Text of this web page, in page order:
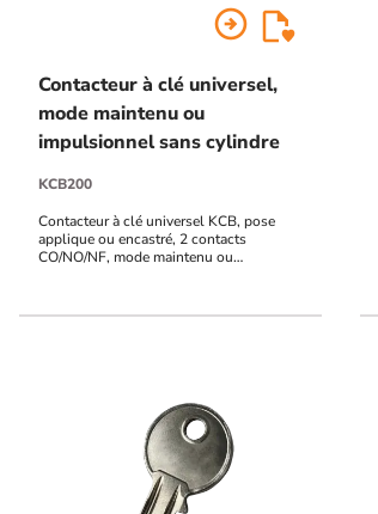
arrow_circle_right
Contacteur à clé universel,
mode maintenu ou
impulsionnel sans cylindre
KCB200
Contacteur à clé universel KCB, pose
applique ou encastré, 2 contacts
CO/NO/NF, mode maintenu ou